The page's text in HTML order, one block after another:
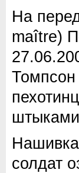
На
maître)
солдат